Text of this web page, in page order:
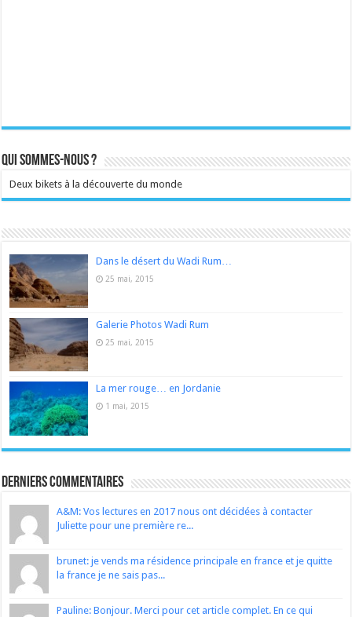
Qui sommes-nous ?
Deux bikets à la découverte du monde
Dans le désert du Wadi Rum…
25 mai, 2015
Galerie Photos Wadi Rum
25 mai, 2015
La mer rouge… en Jordanie
1 mai, 2015
Derniers Commentaires
A&M: Vos lectures en 2017 nous ont décidées à contacter
Juliette pour une première re...
brunet: je vends ma résidence principale en france et je quitte
la france je ne sais pas...
Pauline: Bonjour. Merci pour cet article complet. En ce qui